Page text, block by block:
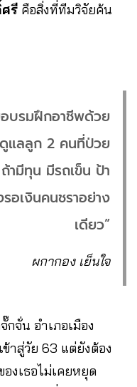
รี คือสิ่งที่ทีมวิจัยค้น
อบรมฝึกอาชีพด้วย
ดูแลลูก 2 คนที่ป่วย
ามีทุน มีรถเข็น ป้า
อเงินคนชราอย่าง
เดียว”
ผกากอง เย็นใจ
กจั่น อำเภอเมือง
าสู่วัย 63 แต่ยังต้อง
งเธอไม่เคยหยุด